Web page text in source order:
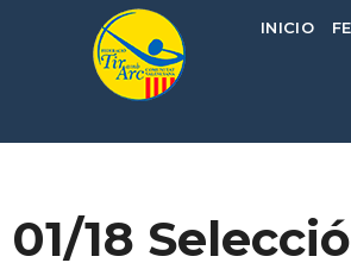
INICIO
01/18